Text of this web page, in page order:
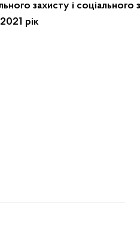
захисту і соціального
рік